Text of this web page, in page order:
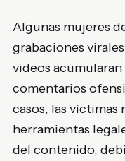
Algunas mujeres
grabaciones
videos
comentarios
casos, las
herramientas
del contenido,